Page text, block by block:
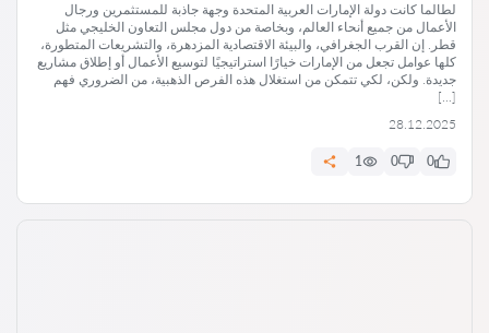
لطالما كانت دولة الإمارات العربية المتحدة وجهة جاذبة للمستثمرين ورجال
الأعمال من جميع أنحاء العالم، وبخاصة من دول مجلس التعاون الخليجي مثل
قطر. إن القرب الجغرافي، والبيئة الاقتصادية المزدهرة، والتشريعات المتطورة،
كلها عوامل تجعل من الإمارات خيارًا استراتيجيًا لتوسيع الأعمال أو إطلاق مشاريع
جديدة. ولكن، لكي تتمكن من استغلال هذه الفرص الذهبية، من الضروري فهم
[…]
28.12.2025
0
0
1